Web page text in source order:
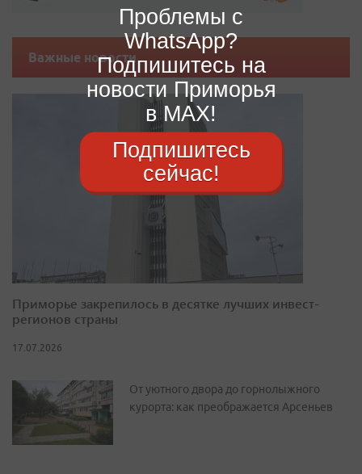
Важные новости
Приморье закрепилось в десятке лучших инвест-
регионов страны
17.07.2026
От уютного двора до горнолыжного
курорта: как преображается Арсеньев
Проблемы с
WhatsApp?
Подпишитесь на
новости Приморья
в MAX!
Подпишитесь
сейчас!